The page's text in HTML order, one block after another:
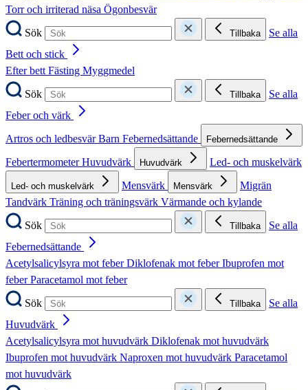
Torr och irriterad näsa Ögonbesvär
Sök
Tillbaka
Se alla
Bett och stick
Efter bettFästing Myggmedel
Sök
Tillbaka
Se alla
Feber och värk
Artros och ledbesvärBarn Febernedsättande Febernedsättande
FebertermometerHuvudvärk Huvudvärk Led- och muskelvärk
Led- och muskelvärk Mensvärk Mensvärk
Migrän
Tandvärk Träning och träningsvärk Värmande och kylande
Sök
Tillbaka
Se alla
Febernedsättande
Acetylsalicylsyra mot feberDiklofenak mot feberIbuprofen mot
feberParacetamol mot feber
Sök
Tillbaka
Se alla
Huvudvärk
Acetylsalicylsyra mot huvudvärk Diklofenak mot huvudvärk
Ibuprofen mot huvudvärk Naproxen mot huvudvärk Paracetamol
mot huvudvärk